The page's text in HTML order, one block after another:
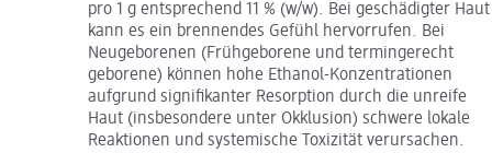
pro 1 g entsprechend 11 % (w/w). Bei geschädigter Haut
kann es ein brennendes Gefühl hervorrufen. Bei
Neugeborenen (Frühgeborene und termingerecht
geborene) können hohe Ethanol-Konzentrationen
aufgrund signifikanter Resorption durch die unreife
Haut (insbesondere unter Okklusion) schwere lokale
Reaktionen und systemische Toxizität verursachen.